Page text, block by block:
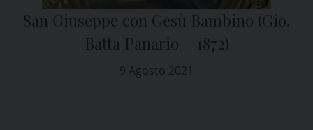
9 Agosto 2021
San Giuseppe con Gesù Bambino (Gio.
Batta Panario – 1872)